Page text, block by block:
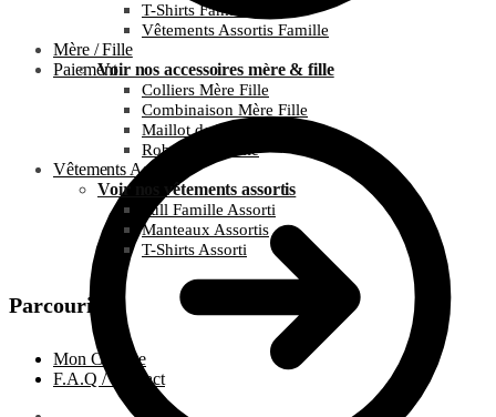
Paiement
T-Shirts Famille
Vêtements Assortis Famille
Mère / Fille
Voir nos accessoires mère & fille
Colliers Mère Fille
Combinaison Mère Fille
Maillot de bain Mère Fille
Robes Mère Fille
Vêtements Assortis
Voir nos vêtements assortis
Pull Famille Assorti
Manteaux Assortis
T-Shirts Assorti
Parcourir
Mon Compte
F.A.Q / Contact